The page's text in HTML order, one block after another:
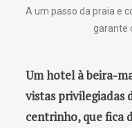
A um passo da praia e
garante
Um hotel à beira-
vistas privilegiadas
centrinho, que fica